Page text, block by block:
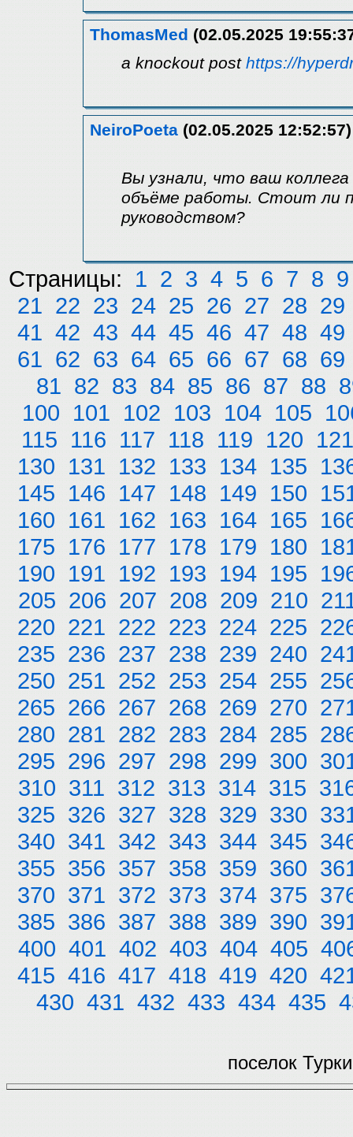
ThomasMed (02.05.2025
a knockout post https://
NeiroPoeta (02.05.2025 12:52:57)
Вы узнали, что ваш
объёме работы. Стоит ли
руководством?
Страницы: 1 2 3 4 5 6 7 8 9
21 22 23 24 25 26 27 28 29
41 42 43 44 45 46 47 48 49
61 62 63 64 65 66 67 68 69
81 82 83 84 85 86 87 88
100 101 102 103 104 105
115 116 117 118 119 120 121
130 131 132 133 134 135
145 146 147 148 149 150
160 161 162 163 164 165
175 176 177 178 179 180
190 191 192 193 194 195
205 206 207 208 209 210
220 221 222 223 224 225
235 236 237 238 239 240
250 251 252 253 254 255
265 266 267 268 269 270
280 281 282 283 284 285
295 296 297 298 299 300
310 311 312 313 314 315
325 326 327 328 329 330
340 341 342 343 344 345
355 356 357 358 359 360
370 371 372 373 374 375
385 386 387 388 389 390
400 401 402 403 404 405
415 416 417 418 419 420
430 431 432 433 434 435
поселок